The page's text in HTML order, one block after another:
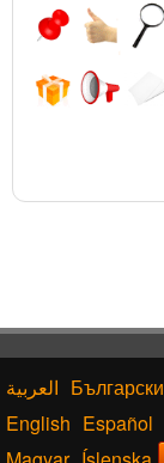
Български
English Español